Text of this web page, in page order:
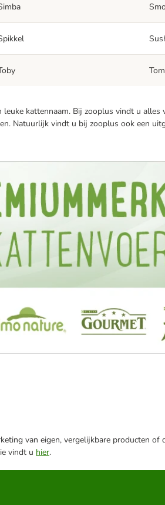
kattennaam. Bij zooplus vindt u alles
Natuurlijk vindt u bij zooplus ook een
van eigen, vergelijkbare producten
vindt u hier.